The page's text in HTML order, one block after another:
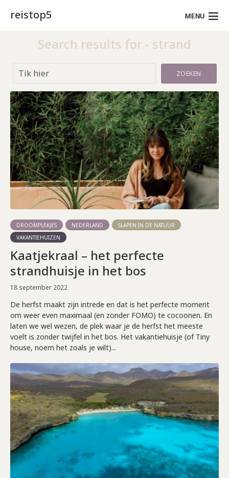
reistop5 MENU
Search results for - strand
ZOEKEN
DROOMPLEKJES NEDERLAND
SLAPEN IN DE NATUUR
VAKANTIEHUIZEN
Kaatjekraal – het perfecte
strandhuisje in het bos
18 september 2022
De herfst maakt zijn intrede en dat is het perfecte moment
om weer even maximaal (en zonder FOMO) te cocoonen. En
laten we wel wezen, de plek waar je de herfst het meeste
voelt is zonder twijfel in het bos. Het vakantiehuisje (of Tiny
house, noem het zoals je wilt)...